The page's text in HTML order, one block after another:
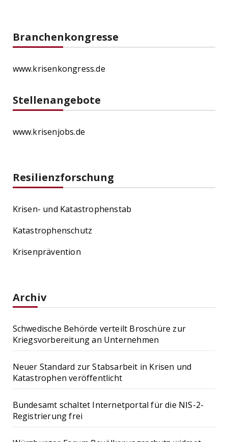
Branchenkongresse
www.krisenkongress.de
Stellenangebote
www.krisenjobs.de
Resilienzforschung
Krisen- und Katastrophenstab
Katastrophenschutz
Krisenprävention
Archiv
Schwedische Behörde verteilt Broschüre zur
Kriegsvorbereitung an Unternehmen
Neuer Standard zur Stabsarbeit in Krisen und
Katastrophen veröffentlicht
Bundesamt schaltet Internetportal für die NIS-2-
Registrierung frei